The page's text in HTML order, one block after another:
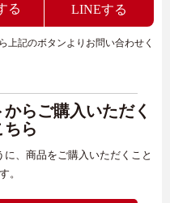
る LINEする
記のボタンよりお問い合わせく
らご購入いただく
ちら
、商品をご購入いただくこと
。